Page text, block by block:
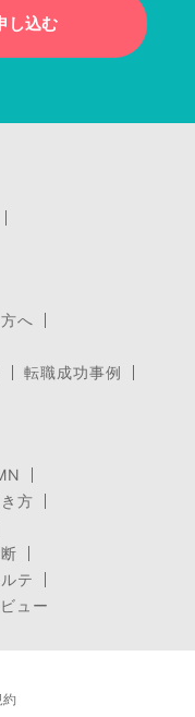
し込む
へ
転職成功事例
方
テ
ュー
約